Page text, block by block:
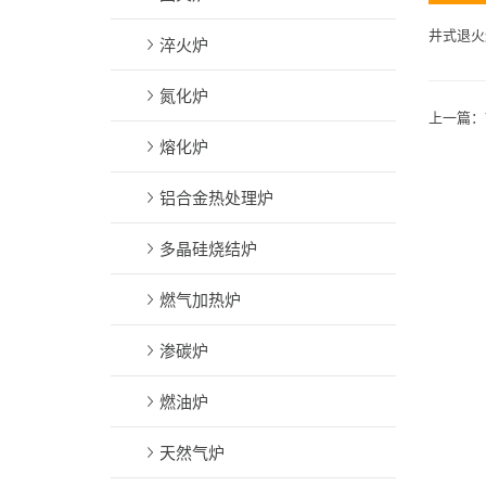
井式退
上一篇：
淬火炉
氮化炉
熔化炉
铝合金热处理炉
多晶硅烧结炉
燃气加热炉
渗碳炉
燃油炉
天然气炉